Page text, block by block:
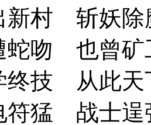
新村 斩妖
蛇吻 也曾
终技 从此
符猛 战士